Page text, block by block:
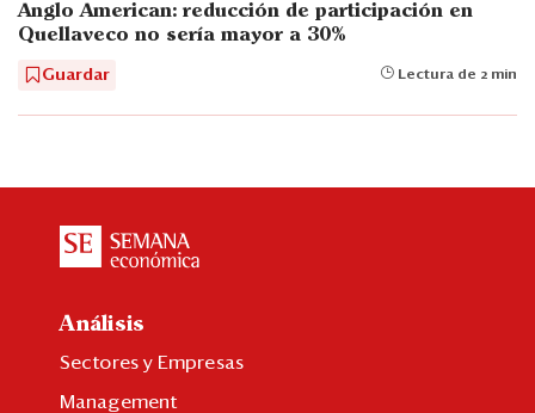
Anglo American: reducción de participación en
Quellaveco no sería mayor a 30%
Guardar Lectura de 2 min
Análisis
Sectores y Empresas
Management